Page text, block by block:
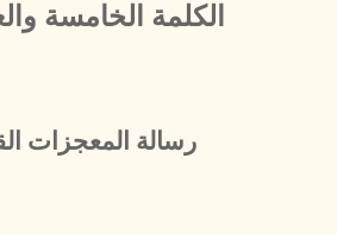
الكلمة الخامسة
رسالة المعجزات